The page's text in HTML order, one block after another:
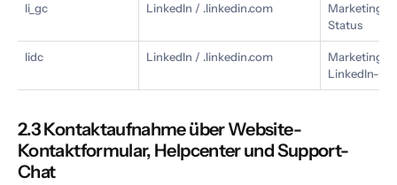
li_gc LinkedIn / .linkedin.com
Marketing/
Status
lidc LinkedIn / .linkedin.com
Marketing/
LinkedIn-
2.3 Kontaktaufnahme über Website-
Kontaktformular, Helpcenter und Support-
Chat